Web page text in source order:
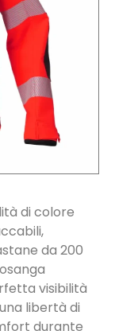
di colore
da 200
visibilità
libertà di
durante